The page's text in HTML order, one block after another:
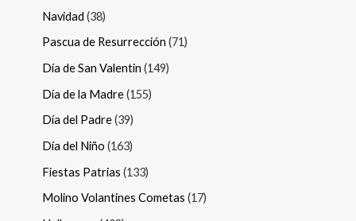
Navidad 38
Pascua de Resurrección 71
Día de San Valentin 149
Día de la Madre 155
Día del Padre 39
Día del Niño 163
Fiestas Patrias 133
Molino Volantines Cometas 17